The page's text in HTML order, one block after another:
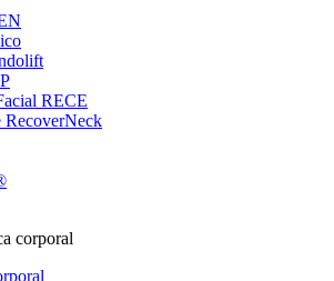
RECE
RecoverNeck
corporal